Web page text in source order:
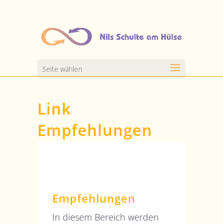
Seite wählen
Link
Empfehlungen
Empfehlungen
In diesem Bereich werden